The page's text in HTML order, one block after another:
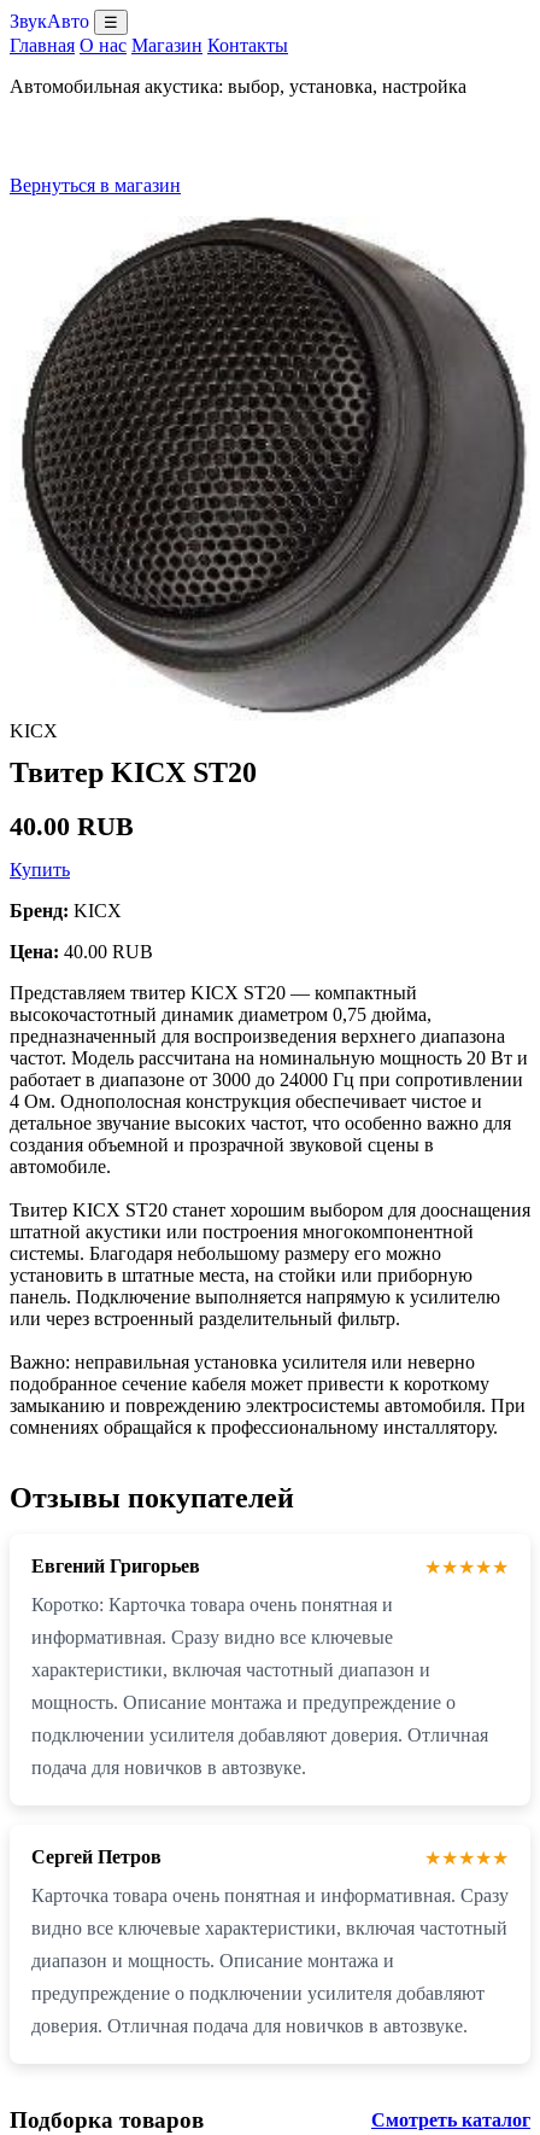
ЗвукАвто ☰
Главная О нас Магазин Контакты
Автомобильная акустика: выбор, установка, настройка
Вернуться в магазин
KICX
Твитер KICX ST20
40.00 RUB
Купить
Бренд: KICX
Цена: 40.00 RUB
Представляем твитер KICX ST20 — компактный
высокочастотный динамик диаметром 0,75 дюйма,
предназначенный для воспроизведения верхнего диапазона
частот. Модель рассчитана на номинальную мощность 20 Вт и
работает в диапазоне от 3000 до 24000 Гц при сопротивлении
4 Ом. Однополосная конструкция обеспечивает чистое и
детальное звучание высоких частот, что особенно важно для
создания объемной и прозрачной звуковой сцены в
автомобиле.
Твитер KICX ST20 станет хорошим выбором для дооснащения
штатной акустики или построения многокомпонентной
системы. Благодаря небольшому размеру его можно
установить в штатные места, на стойки или приборную
панель. Подключение выполняется напрямую к усилителю
или через встроенный разделительный фильтр.
Важно: неправильная установка усилителя или неверно
подобранное сечение кабеля может привести к короткому
замыканию и повреждению электросистемы автомобиля. При
сомнениях обращайся к профессиональному инсталлятору.
Отзывы покупателей
Евгений Григорьев
★★★★★
Коротко: Карточка товара очень понятная и
информативная. Сразу видно все ключевые
характеристики, включая частотный диапазон и
мощность. Описание монтажа и предупреждение о
подключении усилителя добавляют доверия. Отличная
подача для новичков в автозвуке.
Сергей Петров
★★★★★
Карточка товара очень понятная и информативная. Сразу
видно все ключевые характеристики, включая частотный
диапазон и мощность. Описание монтажа и
предупреждение о подключении усилителя добавляют
доверия. Отличная подача для новичков в автозвуке.
Подборка товаров Смотреть каталог